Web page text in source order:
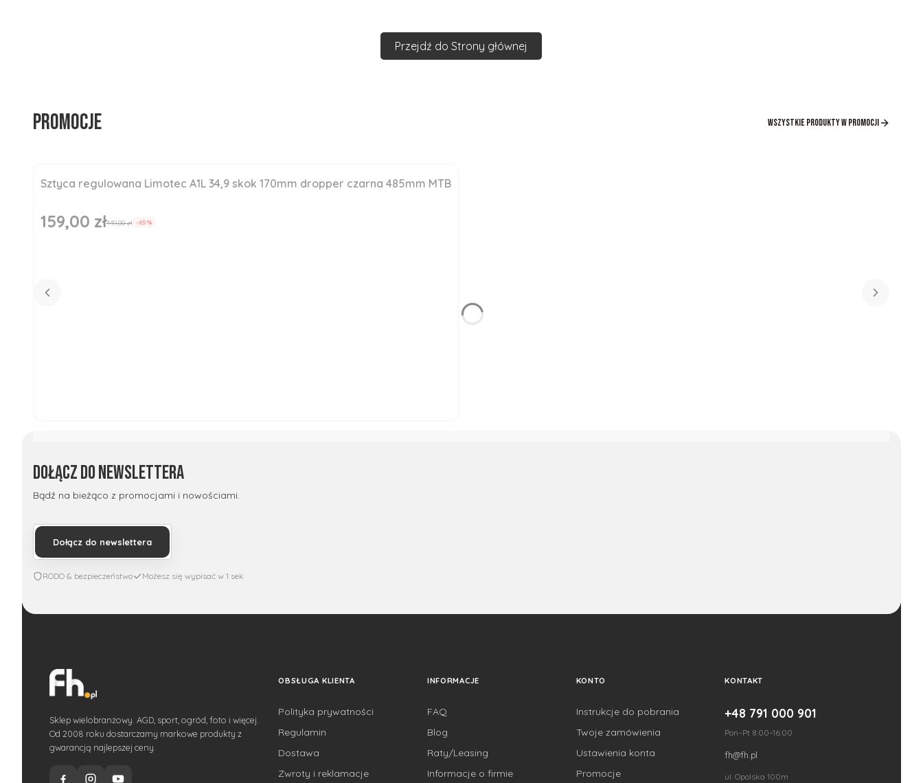
Przejdź do Strony głównej
Promocje Wszystkie produkty w promocji
Okazja
Sztyca regulowana Limotec A1L 34,9 skok 170mm dropper czarna 485mm MTB
Cena promocyjna
159,00 zł449,00 zł -65%
Dołącz do newslettera
Bądź na bieżąco z promocjami i nowościami.
Dołącz do newslettera
RODO & bezpieczeństwo Możesz się wypisać w 1 sek
Sklep wielobranżowy. AGD, sport, ogród, foto i więcej.
Od 2008 roku dostarczamy markowe produkty z
gwarancją najlepszej ceny.
OBSŁUGA KLIENTA
Polityka prywatności
Regulamin
Dostawa
Zwroty i reklamacje
INFORMACJE
FAQ
Blog
Raty/Leasing
Informacje o firmie
KONTO
Instrukcje do pobrania
Twoje zamówienia
Ustawienia konta
Promocje
KONTAKT
+48 791 000 901
Pon–Pt 8:00–16:00
fh@fh.pl
ul. Opolska 100m